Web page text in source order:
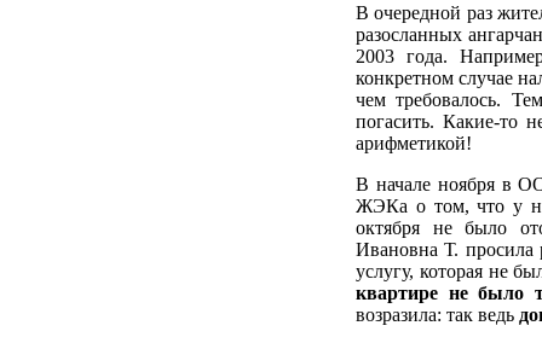
В очередной раз
разосланных
2003 года.
конкретном случае
чем требовалось.
погасить. Какие-то
арифметикой!
В начале ноября в
ЖЭКа о том, что у
октября не было
Ивановна Т. просила
услугу, которая не
квартире не было
возразила: так ведь